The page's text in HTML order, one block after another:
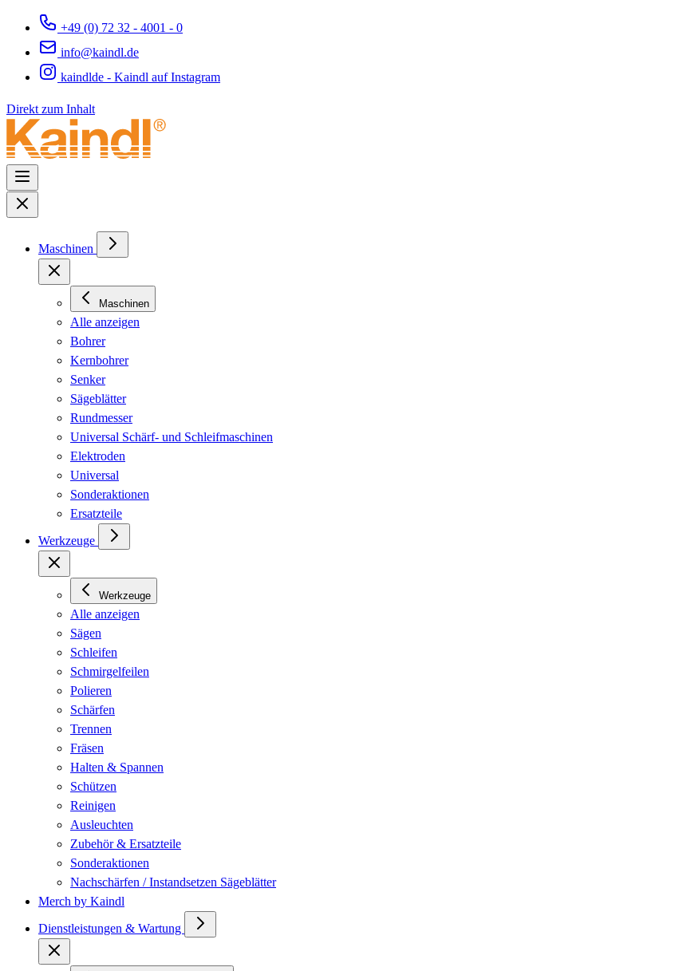
+49 (0) 72 32 - 4001 - 0
info@kaindl.de
kaindlde - Kaindl auf Instagram
Direkt zum Inhalt
Maschinen
Maschinen
Alle anzeigen
Bohrer
Kernbohrer
Senker
Sägeblätter
Rundmesser
Universal Schärf- und Schleifmaschinen
Elektroden
Universal
Sonderaktionen
Ersatzteile
Werkzeuge
Werkzeuge
Alle anzeigen
Sägen
Schleifen
Schmirgelfeilen
Polieren
Schärfen
Trennen
Fräsen
Halten & Spannen
Schützen
Reinigen
Ausleuchten
Zubehör & Ersatzteile
Sonderaktionen
Nachschärfen / Instandsetzen Sägeblätter
Merch by Kaindl
Dienstleistungen & Wartung